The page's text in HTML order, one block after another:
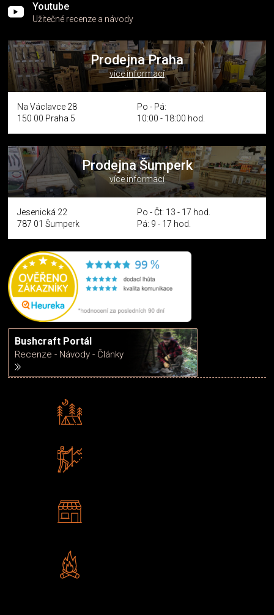
Youtube
Užitečné recenze a návody
Prodejna Praha
více informací
Na Václavce 28
150 00 Praha 5
Po - Pá:
10:00 - 18:00 hod.
Prodejna Šumperk
více informací
Jesenická 22
787 01 Šumperk
Po - Čt: 13 - 17 hod.
Pá: 9 - 17 hod.
Bushcraft Portál
Recenze - Návody - Články